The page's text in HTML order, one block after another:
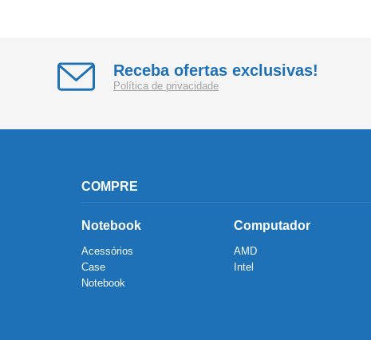
Receba ofertas exclusivas!
Política de privacidade
COMPRE
Notebook
Acessórios
Case
Notebook
Computador
AMD
Intel